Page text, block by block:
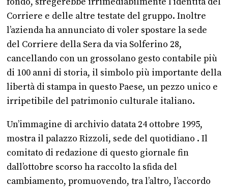
Corriere e delle altre testate del gruppo. Inoltre
l’azienda ha annunciato di voler spostare la sede
del Corriere della Sera da via Solferino 28,
cancellando con un grossolano gesto contabile più
di 100 anni di storia, il simbolo più importante della
libertà di stampa in questo Paese, un pezzo unico e
irripetibile del patrimonio culturale italiano.
Un’immagine di archivio datata 24 ottobre 1995,
mostra il palazzo Rizzoli, sede del quotidiano . Il
comitato di redazione di questo giornale fin
dall’ottobre scorso ha raccolto la sfida del
cambiamento, promuovendo, tra l’altro, l’accordo